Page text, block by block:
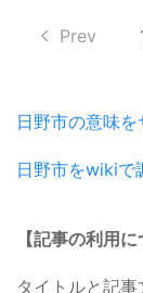
Prev
日野市の意味を
日野市をwikiで
【記事の利用に
タイトルと記